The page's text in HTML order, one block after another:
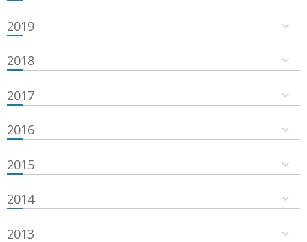
2019
2018
2017
2016
2015
2014
2013